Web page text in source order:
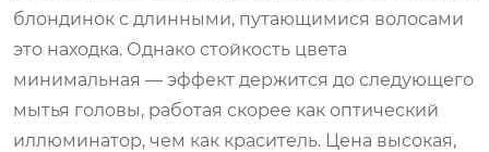
блондинок с длинными, путающимися волосами
это находка. Однако стойкость цвета
минимальная — эффект держится до следующего
мытья головы, работая скорее как оптический
иллюминатор, чем как краситель. Цена высокая,